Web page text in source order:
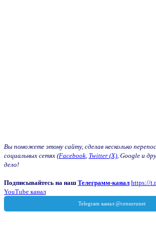
Вы поможете этому сайту, сделав несколько
социальных сетях (Facebook Twitter (X) , Google и
дело!
Подписывайтесь на наш Телеграмм-канал https://
YouTube канал